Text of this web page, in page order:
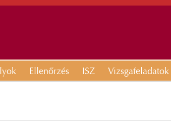
Ellenőrzés ISZ Vizsgafeladatok